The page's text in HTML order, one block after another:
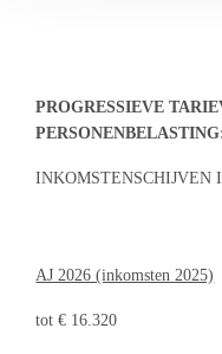
PROGRESSIEVE
INKOMSTENSCHIJVEN
AJ 2026 (inkomsten 2025)
tot € 16.320